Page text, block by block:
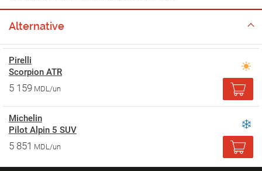
Alternative
Pirelli
Scorpion ATR
5 159 MDL/un
Michelin
Pilot Alpin 5 SUV
5 851 MDL/un